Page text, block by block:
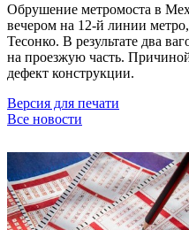
Обрушение метромоста в
вечером на 12-й линии
Тесонко. В результате два
на проезжую часть.
дефект конструкции.
Версия для печати
Все новости